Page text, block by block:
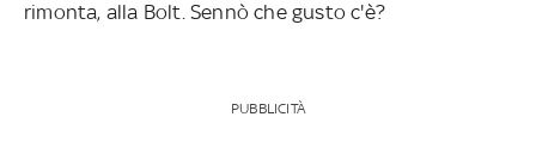
rimonta, alla Bolt. Sennò che gusto c'è?
PUBBLICITÀ